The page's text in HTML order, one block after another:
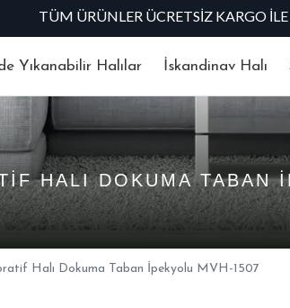
TÜM ÜRÜNLER ÜCRETSIZ KARGO
Yıkanabilir Halılar İskandinav Halı
HALI DOKUMA TABAN
Halı Dokuma Taban İpekyolu MVH-1507